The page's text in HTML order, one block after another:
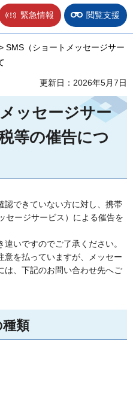
緊急情報 閲覧支援
SMS（ショートメッセージサー
更新日：2026年5月7日
ッセージサー
等の催告につ
認できていない方に対し、携帯
セージサービス）による催告を
いですのでご了承ください。
意を払っていますが、メッセー
は、下記のお問い合わせ先へご
類